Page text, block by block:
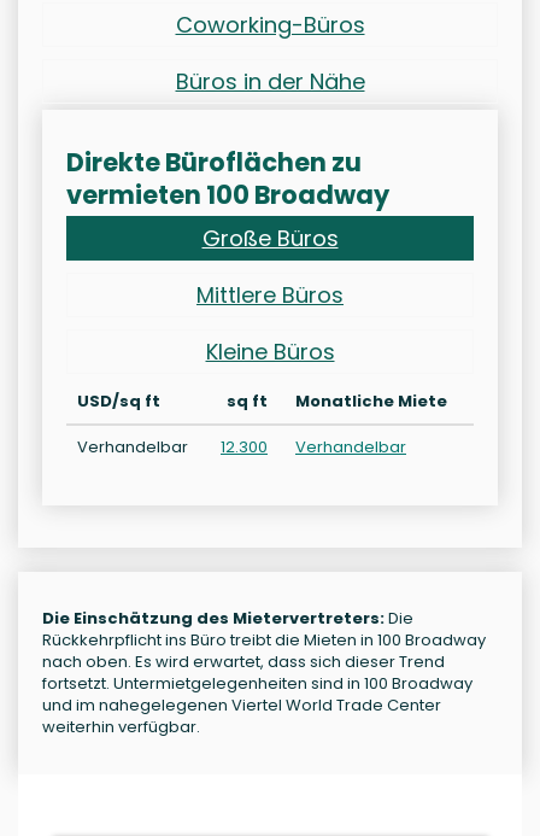
Coworking-Büros
Büros in der Nähe
Direkte Büroflächen zu
vermieten 100 Broadway
Große Büros
Mittlere Büros
Kleine Büros
USD/sq ft sq ft
Monatliche Miete
Verhandelbar
12.300 Verhandelbar
Die Einschätzung des Mietervertreters:Die
Rückkehrpflicht ins Büro treibt die Mieten in 100 Broadway
nach oben. Es wird erwartet, dass sich dieser Trend
fortsetzt. Untermietgelegenheiten sind in 100 Broadway
und im nahegelegenen Viertel World Trade Center
weiterhin verfügbar.